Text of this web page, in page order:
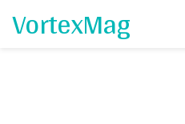
VortexMag